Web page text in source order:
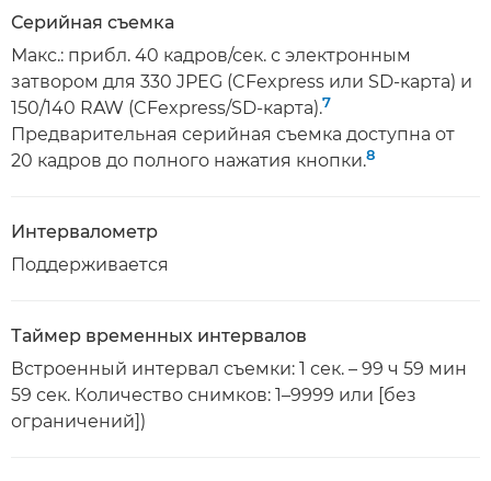
Серийная съемка
Макс.: прибл. 40 кадров/сек. с электронным
затвором для 330 JPEG (CFexpress или SD-карта) и
150/140 RAW (CFexpress/SD-карта).7
Предварительная серийная съемка доступна от
20 кадров до полного нажатия кнопки.8
Интервалометр
Поддерживается
Таймер временных интервалов
Встроенный интервал съемки: 1 сек. – 99 ч 59 мин
59 сек. Количество снимков: 1–9999 или [без
ограничений])